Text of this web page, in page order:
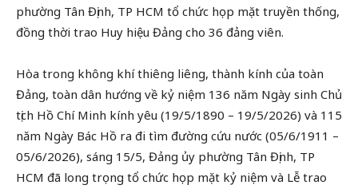
phường Tân Định, TP HCM tổ chức họp mặt truyền thống,
đồng thời trao Huy hiệu Đảng cho 36 đảng viên.
Hòa trong không khí thiêng liêng, thành kính của toàn
Đảng, toàn dân hướng về kỷ niệm 136 năm Ngày sinh Chủ
tịch Hồ Chí Minh kính yêu (19/5/1890 – 19/5/2026) và 115
năm Ngày Bác Hồ ra đi tìm đường cứu nước (05/6/1911 –
05/6/2026), sáng 15/5, Đảng ủy phường Tân Định, TP
HCM đã long trọng tổ chức họp mặt kỷ niệm và Lễ trao